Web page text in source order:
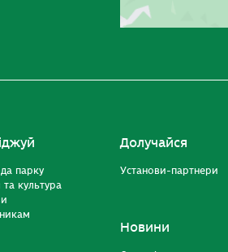
парку
та культура
Долучайся
Установи-партнери
Новини